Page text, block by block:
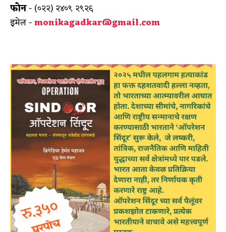
फोन- (०२२) २४०९ २९२६
इमेल -monikagadkar@gmail.com